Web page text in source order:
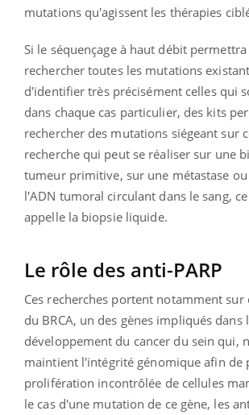
mutations qu'agissent les thérapies
Si le séquençage à haut débit
rechercher toutes les mutations
d'identifier très précisément celles qui
dans chaque cas particulier, des kits
rechercher des mutations siégeant sur
recherche qui peut se réaliser sur une
tumeur primitive, sur une métastase
l'ADN tumoral circulant dans le sang,
appelle la biopsie liquide.
Le rôle des anti-PARP
Ces recherches portent notamment sur
du BRCA, un des gènes impliqués dans
développement du cancer du sein qui,
maintient l'intégrité génomique afin de
prolifération incontrôlée de cellules
le cas d'une mutation de ce gène, les